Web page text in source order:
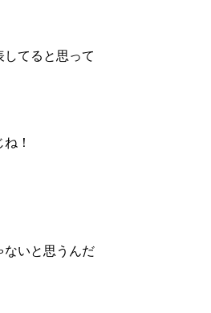
てると思って
！
いと思うんだ